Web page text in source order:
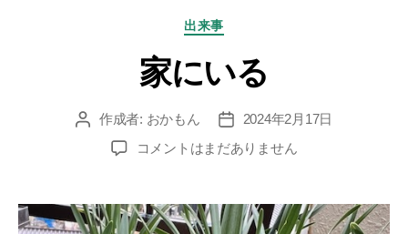
カ
ゴ
リ
出来事
家にいる
投 作成者: おかもん
投
稿
日
2024年2月17日
家
る
へ
コメントはまだありません